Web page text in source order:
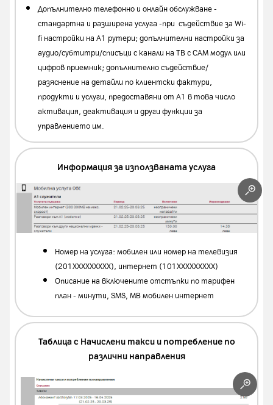
Допълнително телефонно и онлайн обслужване -
стандартна и разширена услуга -при съдействие за Wi-
fi настройки на А1 рутери; допълнителни настройки за
аудио/субтитри/списъци с канали на ТВ с CAM модул или
цифров приемник; допълнително съдействие/
разяснение на детайли по клиентски фактури,
продукти и услуги, предоставяни от А1 в това число
активация, деактивация и други функции за
управлението им.
Информация за използваната услуга
Номер на услуга: мобилен или номер на телевизия
(201ХХХХХХХХХ), интернет (101ХХХХХХХХХ)
Описание на включените отстъпки по тарифен
план - минути, SMS, MB мобилен интернет
Таблица с Начислени такси и потребление по
различни направления